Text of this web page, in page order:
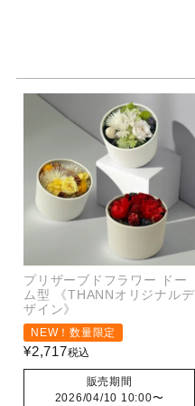
プリザーブドフラワー ドー
ム型 《THANNオリジナルデ
ザイン》
NEW！数量限定
¥2,717税込
販売期間
2026/04/10 10:00〜